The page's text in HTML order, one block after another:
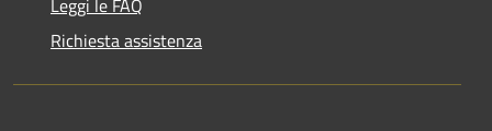
Richiesta assistenza